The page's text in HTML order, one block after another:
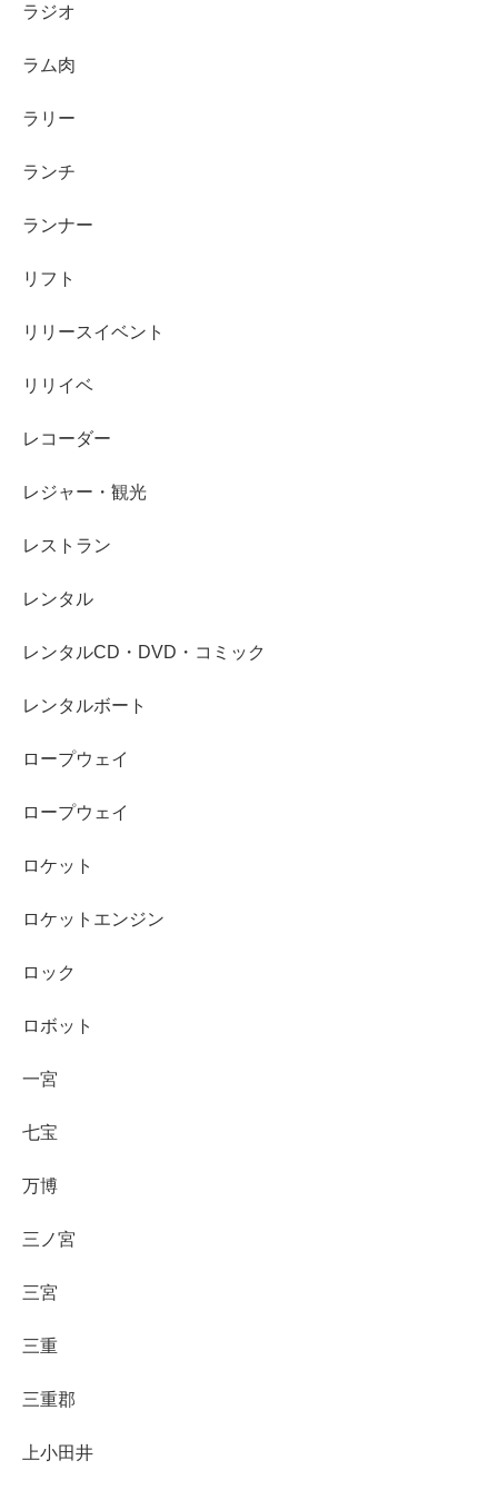
ラジオ
ラム肉
ラリー
ランチ
ランナー
リフト
リリースイベント
リリイベ
レコーダー
レジャー・観光
レストラン
レンタル
レンタルCD・DVD・コミック
レンタルボート
ロープウェイ
ロープウェイ
ロケット
ロケットエンジン
ロック
ロボット
一宮
七宝
万博
三ノ宮
三宮
三重
三重郡
上小田井